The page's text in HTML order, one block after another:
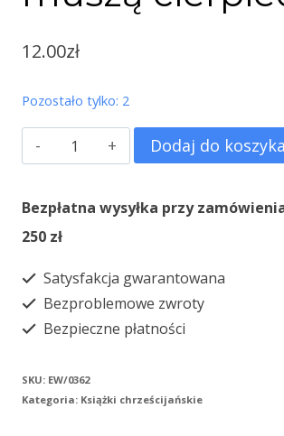
12.00zł
Pozostało tylko: 2
ilość
Czy
chrześcijanie
muszą
Dodaj do koszyka
Bezpłatna wysyłka przy
250 zł
Satysfakcja gwarantowana
Bezproblemowe zwroty
Bezpieczne płatności
SKU: EW/0362
Kategoria: Książki chrześcijańskie